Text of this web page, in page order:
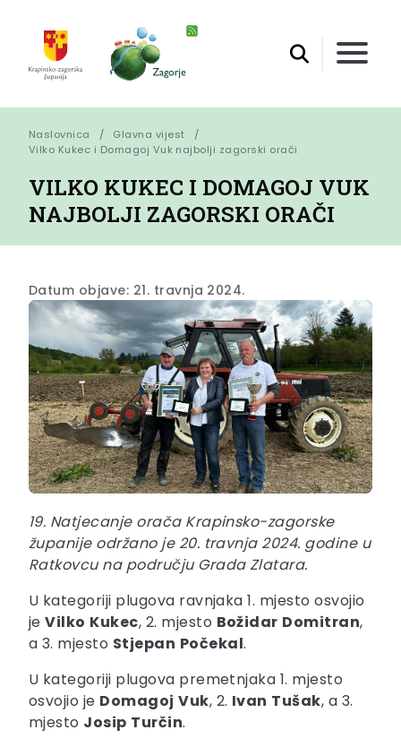
Naslovnica
Glavna vijest
Vilko Kukec i Domagoj Vuk najbolji zagorski orači
VILKO KUKEC I DOMAGOJ VUK
NAJBOLJI ZAGORSKI ORAČI
Datum objave: 21. travnja 2024.
19. Natjecanje orača Krapinsko-zagorske
županije održano je 20. travnja 2024. godine u
Ratkovcu na području Grada Zlatara.
U kategoriji plugova ravnjaka 1. mjesto osvojio
jeVilko Kukec, 2. mjesto Božidar Domitran,
a 3. mjesto Stjepan Počekal.
U kategoriji plugova premetnjaka 1. mjesto
osvojio je Domagoj Vuk, 2. Ivan Tušak, a 3.
mjesto Josip Turčin.